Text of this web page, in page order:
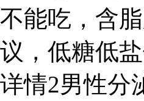
不能吃，含
议，低糖低
详情2男性分